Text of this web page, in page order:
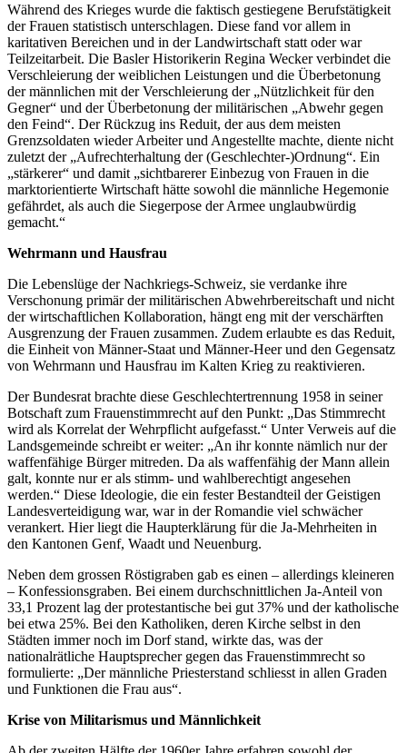
Während des Krieges wurde die faktisch gestiegene Berufstätigkeit
der Frauen statistisch unterschlagen. Diese fand vor allem in
karitativen Bereichen und in der Landwirtschaft statt oder war
Teilzeitarbeit. Die Basler Historikerin Regina Wecker verbindet die
Verschleierung der weiblichen Leistungen und die Überbetonung
der männlichen mit der Verschleierung der „Nützlichkeit für den
Gegner“ und der Überbetonung der militärischen „Abwehr gegen
den Feind“. Der Rückzug ins Reduit, der aus dem meisten
Grenzsoldaten wieder Arbeiter und Angestellte machte, diente nicht
zuletzt der „Aufrechterhaltung der (Geschlechter-)Ordnung“. Ein
„stärkerer“ und damit „sichtbarerer Einbezug von Frauen in die
marktorientierte Wirtschaft hätte sowohl die männliche Hegemonie
gefährdet, als auch die Siegerpose der Armee unglaubwürdig
gemacht.“
Wehrmann und Hausfrau
Die Lebenslüge der Nachkriegs-Schweiz, sie verdanke ihre
Verschonung primär der militärischen Abwehrbereitschaft und nicht
der wirtschaftlichen Kollaboration, hängt eng mit der verschärften
Ausgrenzung der Frauen zusammen. Zudem erlaubte es das Reduit,
die Einheit von Männer-Staat und Männer-Heer und den Gegensatz
von Wehrmann und Hausfrau im Kalten Krieg zu reaktivieren.
Der Bundesrat brachte diese Geschlechtertrennung 1958 in seiner
Botschaft zum Frauenstimmrecht auf den Punkt: „Das Stimmrecht
wird als Korrelat der Wehrpflicht aufgefasst.“ Unter Verweis auf die
Landsgemeinde schreibt er weiter: „An ihr konnte nämlich nur der
waffenfähige Bürger mitreden. Da als waffenfähig der Mann allein
galt, konnte nur er als stimm- und wahlberechtigt angesehen
werden.“ Diese Ideologie, die ein fester Bestandteil der Geistigen
Landesverteidigung war, war in der Romandie viel schwächer
verankert. Hier liegt die Haupterklärung für die Ja-Mehrheiten in
den Kantonen Genf, Waadt und Neuenburg.
Neben dem grossen Röstigraben gab es einen – allerdings kleineren
– Konfessionsgraben. Bei einem durchschnittlichen Ja-Anteil von
33,1 Prozent lag der protestantische bei gut 37% und der katholische
bei etwa 25%. Bei den Katholiken, deren Kirche selbst in den
Städten immer noch im Dorf stand, wirkte das, was der
nationalrätliche Hauptsprecher gegen das Frauenstimmrecht so
formulierte: „Der männliche Priesterstand schliesst in allen Graden
und Funktionen die Frau aus“.
Krise von Militarismus und Männlichkeit